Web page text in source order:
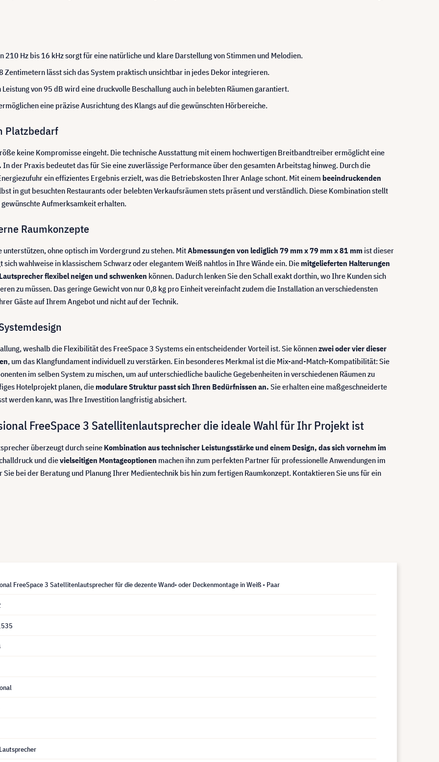
210 Hz bis 16 kHz sorgt für eine natürliche und klare Darstellung von Stimmen und Melodien.
Zentimetern lässt sich das System praktisch unsichtbar in jedes Dekor integrieren.
von 95 dB wird eine druckvolle Beschallung auch in belebten Räumen garantiert.
eine präzise Ausrichtung des Klangs auf die gewünschten Hörbereiche.
Platzbedarf
keine Kompromisse eingeht. Die technische Ausstattung mit einem hochwertigen Breitbandtreiber ermöglicht eine
In der Praxis bedeutet das für Sie eine zuverlässige Performance über den gesamten Arbeitstag hinweg. Durch die
ein effizientes Ergebnis erzielt, was die Betriebskosten Ihrer Anlage schont. Mit einem beeindruckenden
in gut besuchten Restaurants oder belebten Verkaufsräumen stets präsent und verständlich. Diese Kombination stellt
Aufmerksamkeit erhalten.
Raumkonzepte
ohne optisch im Vordergrund zu stehen. MitAbmessungen von lediglich 79 mm x 79 mm x 81 mm ist dieser
wahlweise in klassischem Schwarz oder elegantem Weiß nahtlos in Ihre Wände ein. Die mitgelieferten Halterungen
Lautsprecher flexibel neigen und schwenken können. Dadurch lenken Sie den Schall exakt dorthin, wo Ihre Kunden sich
zu müssen. Das geringe Gewicht von nur 0,8 kg pro Einheit vereinfacht zudem die Installation an verschiedensten
Gäste auf Ihrem Angebot und nicht auf der Technik.
weshalb die Flexibilität des FreeSpace 3 Systems ein entscheidender Vorteil ist. Sie könnenzwei oder vier dieser
, um das Klangfundament individuell zu verstärken. Ein besonderes Merkmal ist die Mix-and-Match-Kompatibilität: Sie
im selben System zu mischen, um auf unterschiedliche bauliche Gegebenheiten in verschiedenen Räumen zu
Hotelprojekt planen, die modulare Struktur passt sich Ihren Bedürfnissen an. Sie erhalten eine maßgeschneiderte
werden kann, was Ihre Investition langfristig absichert.
FreeSpace 3 Satellitenlautsprecher die ideale Wahl für Ihr Projekt ist
überzeugt durch seineKombination aus technischer Leistungsstärke und einem Design, das sich vornehm im
und dievielseitigen Montageoptionen machen ihn zum perfekten Partner für professionelle Anwendungen im
Sie bei der Beratung und Planung Ihrer Medientechnik bis hin zum fertigen Raumkonzept. Kontaktieren Sie uns für ein
FreeSpace 3 Satellitenlautsprecher für die dezente Wand- oder Deckenmontage in Weiß - Paar